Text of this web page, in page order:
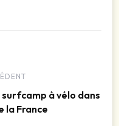
à vélo dans
la France